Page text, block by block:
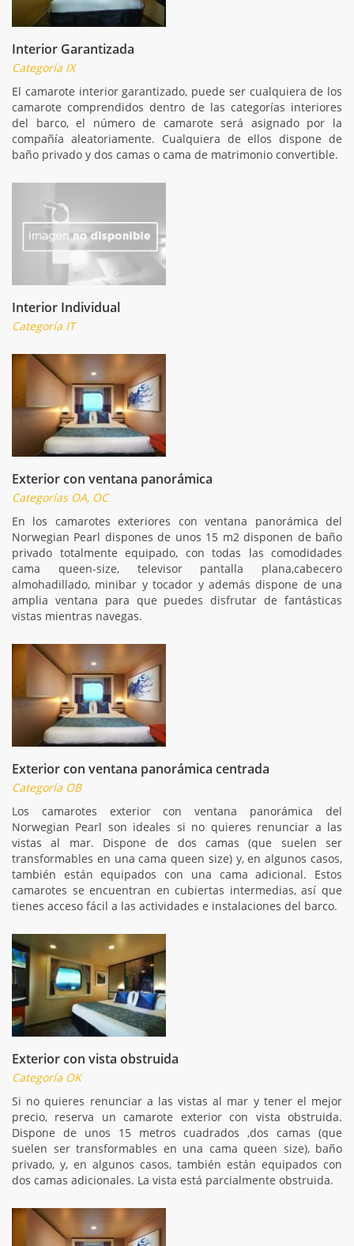
Interior Garantizada
Categoría IX
El camarote interior garantizado, puede ser cualquiera de los
camarote comprendidos dentro de las categorías interiores
del barco, el número de camarote será asignado por la
compañía aleatoriamente. Cualquiera de ellos dispone de
baño privado y dos camas o cama de matrimonio convertible.
Interior Individual
Categoría IT
Exterior con ventana panorámica
Categorías OA, OC
En los camarotes exteriores con ventana panorámica del
Norwegian Pearl dispones de unos 15 m2 disponen de baño
privado totalmente equipado, con todas las comodidades
cama queen-size, televisor pantalla plana,cabecero
almohadillado, minibar y tocador y además dispone de una
amplia ventana para que puedes disfrutar de fantásticas
vistas mientras navegas.
Exterior con ventana panorámica centrada
Categoría OB
Los camarotes exterior con ventana panorámica del
Norwegian Pearl son ideales si no quieres renunciar a las
vistas al mar. Dispone de dos camas (que suelen ser
transformables en una cama queen size) y, en algunos casos,
también están equipados con una cama adicional. Estos
camarotes se encuentran en cubiertas intermedias, así que
tienes acceso fácil a las actividades e instalaciones del barco.
Exterior con vista obstruida
Categoría OK
Si no quieres renunciar a las vistas al mar y tener el mejor
precio, reserva un camarote exterior con vista obstruida.
Dispone de unos 15 metros cuadrados ,dos camas (que
suelen ser transformables en una cama queen size), baño
privado, y, en algunos casos, también están equipados con
dos camas adicionales. La vista está parcialmente obstruida.